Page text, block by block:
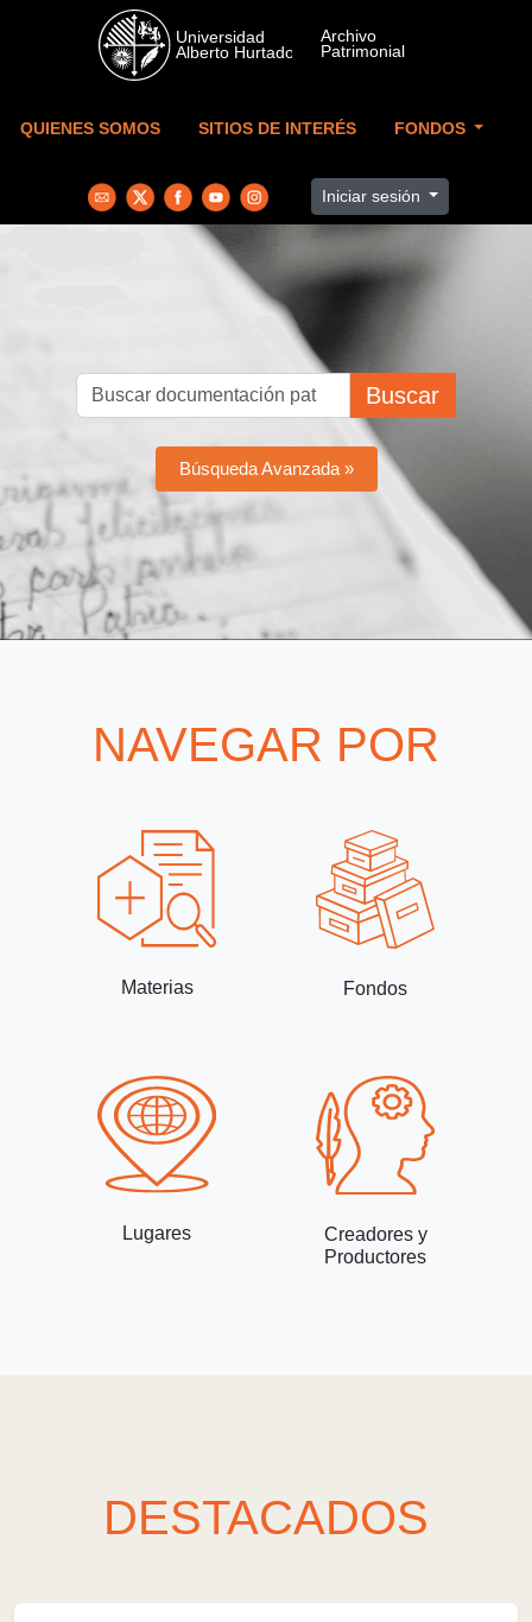
Skip to main content
QUIENES SOMOS SITIOS DE INTERÉS FONDOS
Iniciar sesión
Buscar
Búsqueda Avanzada »
NAVEGAR POR
Materias Fondos
Lugares
Creadores y
Productores
DESTACADOS